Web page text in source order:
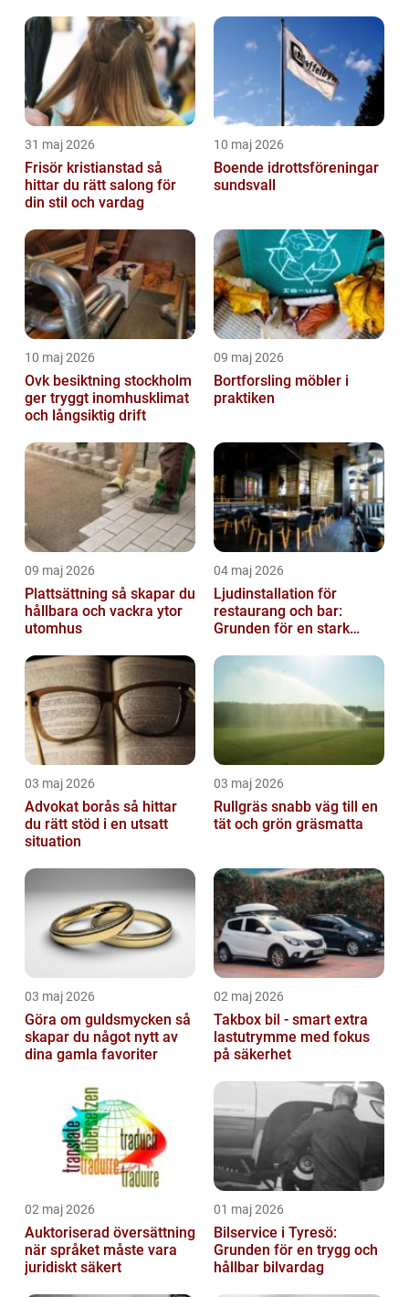
31 maj 2026
Frisör kristianstad så
hittar du rätt salong för
din stil och vardag
10 maj 2026
Boende idrottsföreningar
sundsvall
10 maj 2026
Ovk besiktning stockholm
ger tryggt inomhusklimat
och långsiktig drift
09 maj 2026
Bortforsling möbler i
praktiken
09 maj 2026
Plattsättning så skapar du
hållbara och vackra ytor
utomhus
04 maj 2026
Ljudinstallation för
restaurang och bar:
Grunden för en stark
03 maj 2026
Advokat borås så hittar
du rätt stöd i en utsatt
situation
03 maj 2026
Rullgräs snabb väg till en
tät och grön gräsmatta
03 maj 2026
Göra om guldsmycken så
skapar du något nytt av
dina gamla favoriter
02 maj 2026
Takbox bil - smart extra
lastutrymme med fokus
på säkerhet
02 maj 2026
Auktoriserad översättning
när språket måste vara
juridiskt säkert
01 maj 2026
Bilservice i Tyresö:
Grunden för en trygg och
hållbar bilvardag